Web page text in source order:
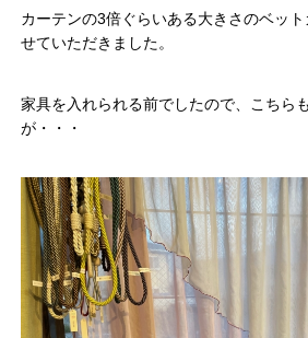
カーテンの3倍ぐらいある大きさのベッ
せていただきました。
家具を入れられる前でしたので、こちら
が・・・